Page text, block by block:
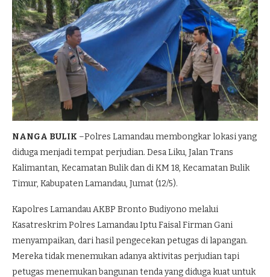
NANGA BULIK –Polres Lamandau membongkar lokasi yang
diduga menjadi tempat perjudian. Desa Liku, Jalan Trans
Kalimantan, Kecamatan Bulik dan di KM 18, Kecamatan Bulik
Timur, Kabupaten Lamandau, Jumat (12/5).
Kapolres Lamandau AKBP Bronto Budiyono melalui
Kasatreskrim Polres Lamandau Iptu Faisal Firman Gani
menyampaikan, dari hasil pengecekan petugas di lapangan.
Mereka tidak menemukan adanya aktivitas perjudian tapi
petugas menemukan bangunan tenda yang diduga kuat untuk